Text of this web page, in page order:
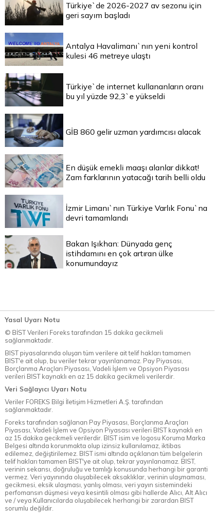
Türkiye`de 2026-2027 av sezonu için
geri sayım başladı
Antalya Havalimanı`nın yeni kontrol
kulesi 46 metreye ulaştı
Türkiye`de internet kullananların oranı
bu yıl yüzde 92,3`e yükseldi
GİB 860 gelir uzman yardımcısı alacak
En düşük emekli maaşı alanlar dikkat!
Zam farklarının yatacağı tarih belli oldu
İzmir Limanı`nın Türkiye Varlık Fonu`na
devri tamamlandı
Bakan Işıkhan: Dünyada genç
istihdamını en çok artıran ülke
konumundayız
Yasal Uyarı Notu
© BİST Verileri Foreks tarafından 15 dakika gecikmeli
sağlanmaktadır.
BIST piyasalarında oluşan tüm verilere ait telif hakları tamamen
BIST'e ait olup, bu veriler tekrar yayınlanamaz. Pay Piyasası,
Borçlanma Araçları Piyasası, Vadeli İşlem ve Opsiyon Piyasası
verileri BIST kaynaklı en az 15 dakika gecikmeli verilerdir.
Veri Sağlayıcı Uyarı Notu
Veriler FOREKS Bilgi İletişim Hizmetleri A.Ş. tarafından
sağlanmaktadır.
Foreks tarafından sağlanan Pay Piyasası, Borçlanma Araçları
Piyasası, Vadeli İşlem ve Opsiyon Piyasası verileri BIST kaynaklı en
az 15 dakika gecikmeli verilerdir. BIST isim ve logosu Koruma Marka
Belgesi altında korunmakta olup izinsiz kullanılamaz, iktibas
edilemez, değiştirilemez. BIST ismi altında açıklanan tüm belgelerin
telif hakları tamamen BIST'ye ait olup, tekrar yayınlanamaz. BIST,
verinin sekansı, doğruluğu ve tamlığı konusunda herhangi bir garanti
vermez. Veri yayınında oluşabilecek aksaklıklar, verinin ulaşmaması,
gecikmesi, eksik ulaşması, yanlış olması, veri yayın sistemindeki
perfomansın düşmesi veya kesintili olması gibi hallerde Alıcı, Alt Alıcı
ve / veya Kullanıcılarda oluşabilecek herhangi bir zarardan BIST
sorumlu değildir.